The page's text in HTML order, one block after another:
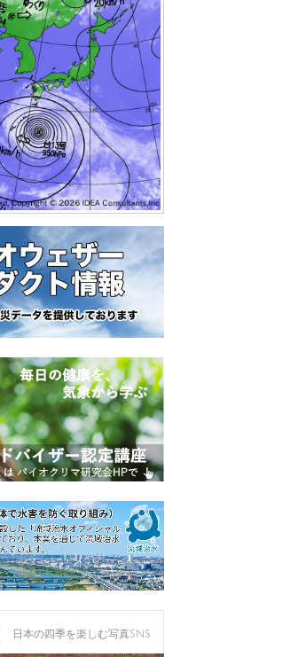
日本の四季を楽しむ写真SNS